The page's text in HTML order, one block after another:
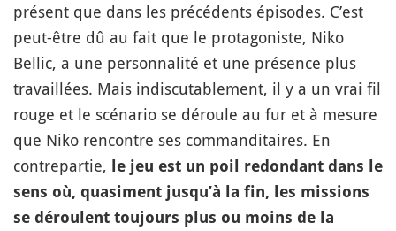
présent que dans les précédents épisodes. C’est
peut-être dû au fait que le protagoniste, Niko
Bellic, a une personnalité et une présence plus
travaillées. Mais indiscutablement, il y a un vrai fil
rouge et le scénario se déroule au fur et à mesure
que Niko rencontre ses commanditaires. En
contrepartie,
le jeu est un poil redondant dans le
sens où, quasiment jusqu’à la fin, les missions
se déroulent toujours plus ou moins de la